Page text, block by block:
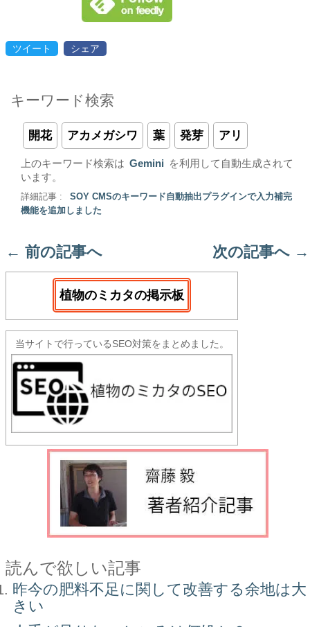
ツイート シェア
キーワード検索
開花 アカメガシワ 葉 発芽 アリ
上のキーワード検索は Gemini
を利用して自動生成されて
います。
詳細記事 :
SOY CMSのキーワード自動抽出プラグインで入力補完
機能を追加しました
← 前の記事へ 次の記事へ →
植物のミカタの掲示板
当サイトで行っているSEO対策をまとめました。
読んで欲しい記事
昨今の肥料不足に関して改善する余地は大
きい